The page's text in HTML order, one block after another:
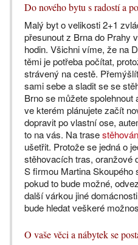
Do nového bytu s radostí a
Malý byt o velikosti 2+1
přesunout z Brna do Prahy
hodin. Všichni víme, že na
těmi je potřeba počítat,
strávený na cestě.
sami sebe a sladit se se
Brno se můžete spolehnout
ve kterém plánujete začít
dopravit po vlastní ose,
to na vás. Na trase
ušetřit. Protože se jedná o
stěhovacích tras, oranžové
S firmou Martina
pokud to bude možné,
další várkou jiné
bude hledat veškeré
O vaše věci a nábytek se